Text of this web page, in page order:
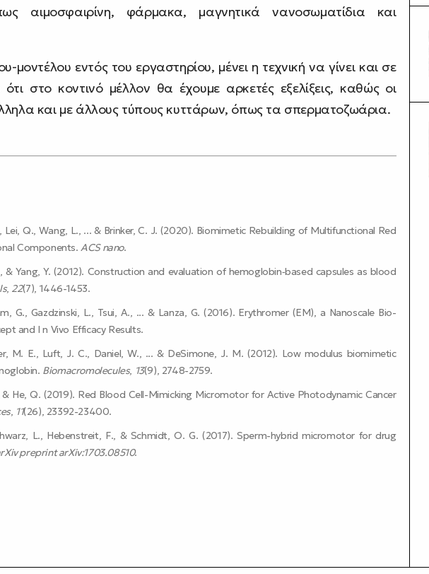
αιμοσφαιρίνη, φάρμακα, μαγνητικά νανοσωματίδια και
εντός του εργαστηρίου, μένει η τεχνική να γίνει και σε
στο κοντινό μέλλον θα έχουμε αρκετές εξελίξεις, καθώς οι
και με άλλους τύπους κυττάρων, όπως τα σπερματοζωάρια.
Lei, Q., Wang, L., ... & Brinker, C. J. (2020). Biomimetic Rebuilding of Multifunctional Red
Components.ACS nano.
& Yang, Y. (2012). Construction and evaluation of hemoglobin‐based capsules as blood
, 22(7), 1446-1453.
G., Gazdzinski, L., Tsui, A., ... & Lanza, G. (2016). Erythromer (EM), a Nanoscale Bio-
and I n Vivo Efficacy Results.
M. E., Luft, J. C., Daniel, W., ... & DeSimone, J. M. (2012). Low modulus biomimetic
Biomacromolecules, 13(9), 2748-2759.
He, Q. (2019). Red Blood Cell-Mimicking Micromotor for Active Photodynamic Cancer
, 11(26), 23392-23400.
L., Hebenstreit, F., & Schmidt, O. G. (2017). Sperm-hybrid micromotor for drug
preprint arXiv:1703.08510.